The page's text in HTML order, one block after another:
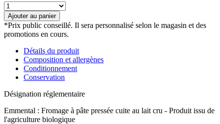
quantité
de
Emmental
au
lait
Ajouter au panier
*Prix public conseillé. Il sera personnalisé selon le magasin et des
promotions en cours.
Détails du produit
Composition et allergènes
Conditionnement
Conservation
Désignation réglementaire
Emmental : Fromage à pâte pressée cuite au lait cru - Produit issu de
l'agriculture biologique